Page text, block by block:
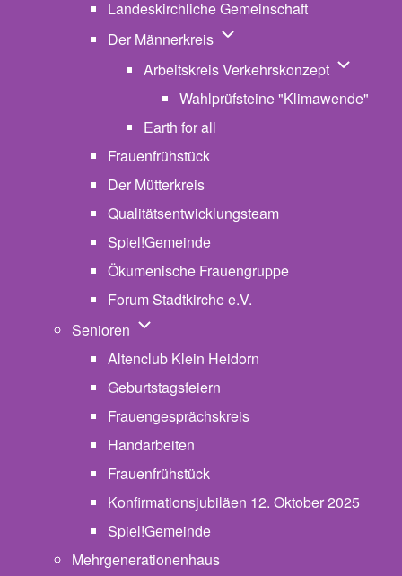
Landeskirchliche Gemeinschaft
Der Männerkreis Unternavigation von Der
Arbeitskreis Verkehrskonzept
Wahlprüfsteine "Klimawende"
Earth for all
Frauenfrühstück
Der Mütterkreis
Qualitätsentwicklungsteam
Spiel!Gemeinde
Ökumenische Frauengruppe
Forum Stadtkirche e.V.
Senioren Unternavigation von Senioren
Altenclub Klein Heidorn
Geburtstagsfeiern
Frauengesprächskreis
Handarbeiten
Frauenfrühstück
Konfirmationsjubiläen 12. Oktober 2025
Spiel!Gemeinde
Mehrgenerationenhaus